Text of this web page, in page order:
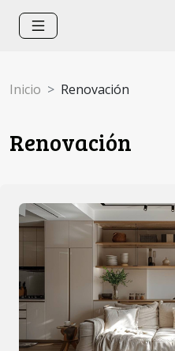
Inicio Renovación
Renovación